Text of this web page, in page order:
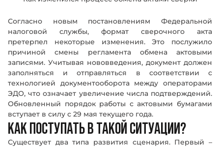
Согласно новым постановлениям Федеральной
налоговой службы, формат сверочного акта
претерпел некоторые изменения. Это послужило
причиной смены регламента обмена актовыми
записями. Учитывая нововведения, документ должен
заполняться и отправляться в соответствии с
технологией документооборота между операторами
ЭДО, что означает увеличение числа подтверждений.
Обновленный порядок работы с актовыми бумагами
вступает в силу с 29 мая текущего года.
КАК ПОСТУПАТЬ В ТАКОЙ СИТУАЦИИ?
Существует два типа развития сценария. Первый –